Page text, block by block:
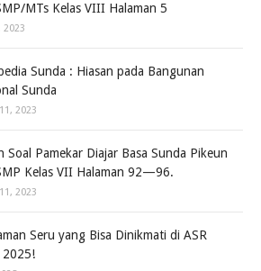
MTs Kelas VIII Halaman 5
2023
Sunda : Hiasan pada Bangunan
Sunda
2023
Soal Pamekar Diajar Basa Sunda Pikeun
Kelas VII Halaman 92—96.
2023
Seru yang Bisa Dinikmati di ASR
2025!